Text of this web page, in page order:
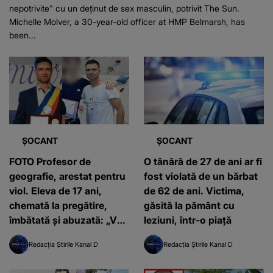
nepotrivite" cu un deținut de sex masculin, potrivit The Sun.
Michelle Molver, a 30-year-old officer at HMP Belmarsh, has
been...
ȘOCANT
FOTO Profesor de
geografie, arestat pentru
viol. Eleva de 17 ani,
chemată la pregătire,
îmbătată și abuzată: „Vei
avea 200 de euro cadou”
Redacția Știrile Kanal D
ȘOCANT
O tânără de 27 de ani ar fi
fost violată de un bărbat
de 62 de ani. Victima,
găsită la pământ cu
leziuni, într-o piață
Redacția Știrile Kanal D